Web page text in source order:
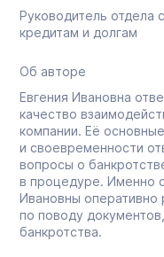
Руководитель отдела
кредитам и долгам
Об авторе
Евгения Ивановна
качество
компании. Её
и своевременности
вопросы о
в процедуре. Именно
Ивановны
по поводу
банкротства.